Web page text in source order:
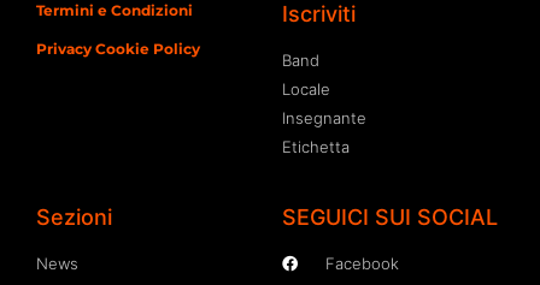
Termini e Condizioni
Privacy Cookie Policy
Iscriviti
Band
Locale
Insegnante
Etichetta
Sezioni
News
SEGUICI SUI SOCIAL
Facebook